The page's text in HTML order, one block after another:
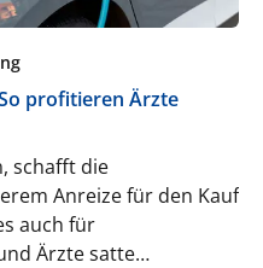
profitieren Ärzte
schafft die
Anreize für den Kauf
auch für
Ärzte satte